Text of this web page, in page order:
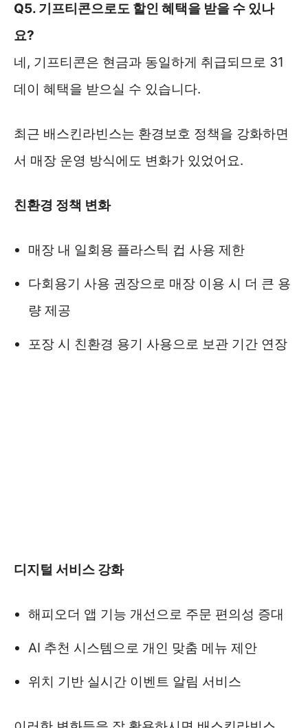
Q5. 기프티콘으로도 할인 혜택을 받을 수 있나
요?
네, 기프티콘은 현금과 동일하게 취급되므로 31
데이 혜택을 받으실 수 있습니다.
최근 배스킨라빈스는 환경보호 정책을 강화하면
서 매장 운영 방식에도 변화가 있었어요.
친환경 정책 변화
매장 내 일회용 플라스틱 컵 사용 제한
다회용기 사용 권장으로 매장 이용 시 더 큰 용
량 제공
포장 시 친환경 용기 사용으로 보관 기간 연장
디지털 서비스 강화
해피오더 앱 기능 개선으로 주문 편의성 증대
AI 추천 시스템으로 개인 맞춤 메뉴 제안
위치 기반 실시간 이벤트 알림 서비스